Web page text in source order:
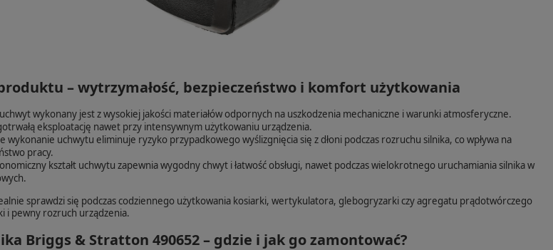
– wytrzymałość, bezpieczeństwo i komfort użytkowania
wykonany jest z wysokiej jakości materiałów odpornych na uszkodzenia mechaniczne i warunki atmosferyczne.
eksploatację nawet przy intensywnym użytkowaniu urządzenia.
wykonanie uchwytu eliminuje ryzyko przypadkowego wyślizgnięcia się z dłoni podczas rozruchu silnika, co wpływa na
pracy.
kształt uchwytu zapewnia wygodny chwyt i łatwość obsługi, nawet podczas wielokrotnego uruchamiania silnika w
sprawdzi się podczas codziennego użytkowania kosiarki, wertykulatora, glebogryzarki czy agregatu prądotwórczego
i pewny rozruch urządzenia.
Briggs & Stratton 490652 – gdzie i jak go zamontować?